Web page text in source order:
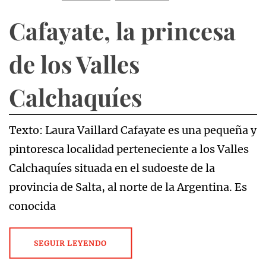
Cafayate, la princesa
de los Valles
Calchaquíes
Texto: Laura Vaillard Cafayate es una pequeña y
pintoresca localidad perteneciente a los Valles
Calchaquíes situada en el sudoeste de la
provincia de Salta, al norte de la Argentina. Es
conocida
SEGUIR LEYENDO